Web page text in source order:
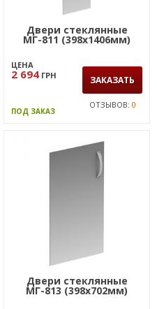
Двери стеклянные
МГ-811 (398х1406мм)
ЦЕНА
2 694 ГРН ЗАКАЗАТЬ
ПОД ЗАКАЗ
ОТЗЫВОВ: 0
Двери стеклянные
МГ-813 (398х702мм)